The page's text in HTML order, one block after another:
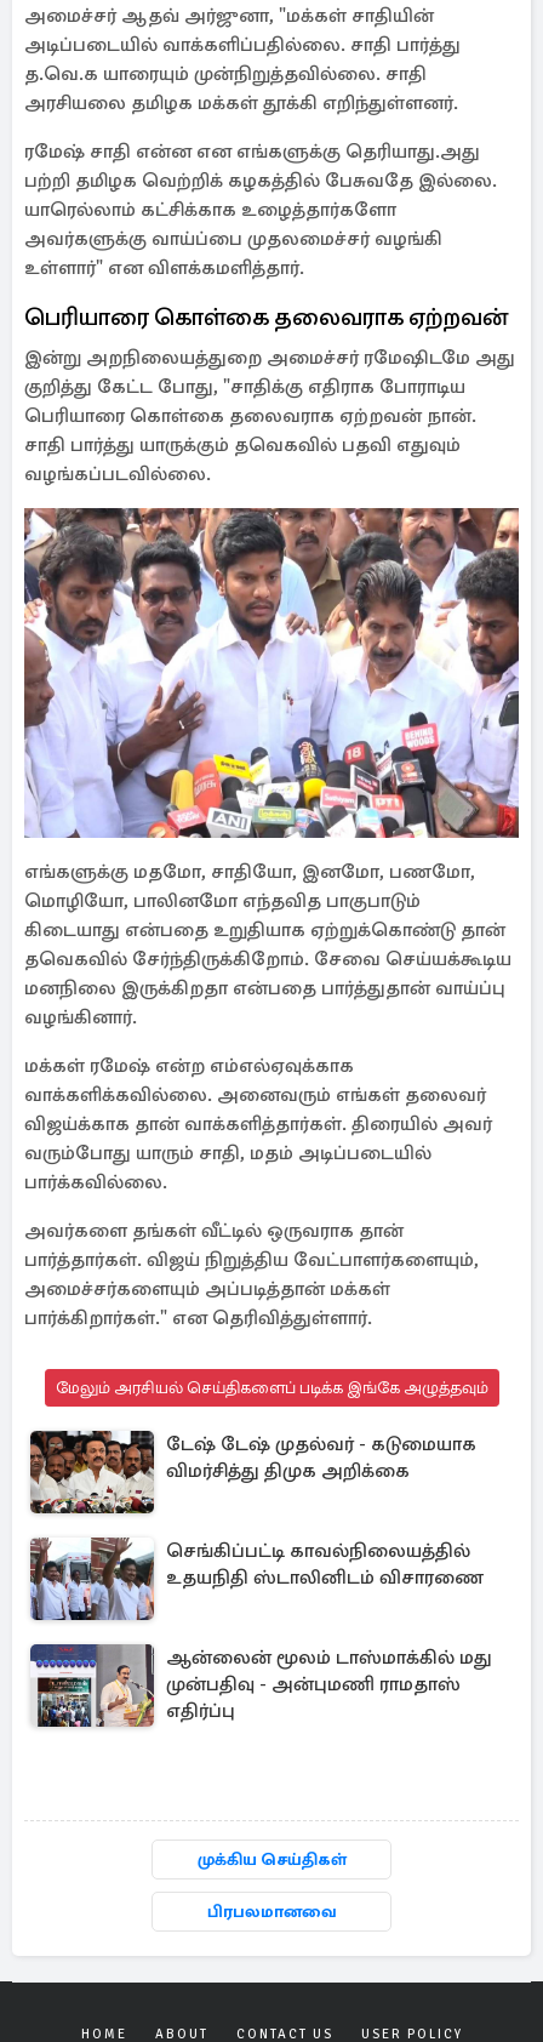
அமைச்சர் ஆதவ் அர்ஜுனா, "மக்கள் சாதியின்
அடிப்படையில் வாக்களிப்பதில்லை. சாதி பார்த்து
த.வெ.க யாரையும் முன்நிறுத்தவில்லை. சாதி
அரசியலை தமிழக மக்கள் தூக்கி எறிந்துள்ளனர்.
ரமேஷ் சாதி என்ன என எங்களுக்கு தெரியாது.அது
பற்றி தமிழக வெற்றிக் கழகத்தில் பேசுவதே இல்லை.
யாரெல்லாம் கட்சிக்காக உழைத்தார்களோ
அவர்களுக்கு வாய்ப்பை முதலமைச்சர் வழங்கி
உள்ளார்" என விளக்கமளித்தார்.
பெரியாரை கொள்கை தலைவராக ஏற்றவன்
இன்று அறநிலையத்துறை அமைச்சர் ரமேஷிடமே அது
குறித்து கேட்ட போது, "சாதிக்கு எதிராக போராடிய
பெரியாரை கொள்கை தலைவராக ஏற்றவன் நான்.
சாதி பார்த்து யாருக்கும் தவெகவில் பதவி எதுவும்
வழங்கப்படவில்லை.
எங்களுக்கு மதமோ, சாதியோ, இனமோ, பணமோ,
மொழியோ, பாலினமோ எந்தவித பாகுபாடும்
கிடையாது என்பதை உறுதியாக ஏற்றுக்கொண்டு தான்
தவெகவில் சேர்ந்திருக்கிறோம். சேவை செய்யக்கூடிய
மனநிலை இருக்கிறதா என்பதை பார்த்துதான் வாய்ப்பு
வழங்கினார்.
மக்கள் ரமேஷ் என்ற எம்எல்ஏவுக்காக
வாக்களிக்கவில்லை. அனைவரும் எங்கள் தலைவர்
விஜய்க்காக தான் வாக்களித்தார்கள். திரையில் அவர்
வரும்போது யாரும் சாதி, மதம் அடிப்படையில்
பார்க்கவில்லை.
அவர்களை தங்கள் வீட்டில் ஒருவராக தான்
பார்த்தார்கள். விஜய் நிறுத்திய வேட்பாளர்களையும்,
அமைச்சர்களையும் அப்படித்தான் மக்கள்
பார்க்கிறார்கள்." என தெரிவித்துள்ளார்.
மேலும் அரசியல் செய்திகளைப் படிக்க இங்கே அழுத்தவும்
டேஷ் டேஷ் முதல்வர் - கடுமையாக
விமர்சித்து திமுக அறிக்கை
செங்கிப்பட்டி காவல்நிலையத்தில்
உதயநிதி ஸ்டாலினிடம் விசாரணை
ஆன்லைன் மூலம் டாஸ்மாக்கில் மது
முன்பதிவு - அன்புமணி ராமதாஸ்
எதிர்ப்பு
முக்கிய செய்திகள்
பிரபலமானவை
HOME ABOUT CONTACT US USER POLICY